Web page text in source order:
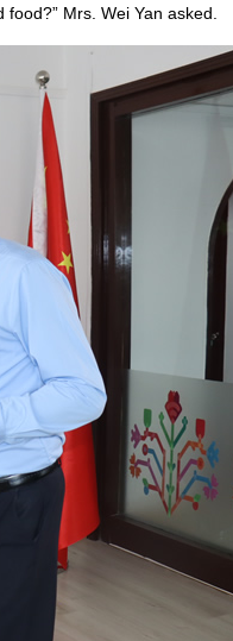
Mrs. Wei Yan asked.